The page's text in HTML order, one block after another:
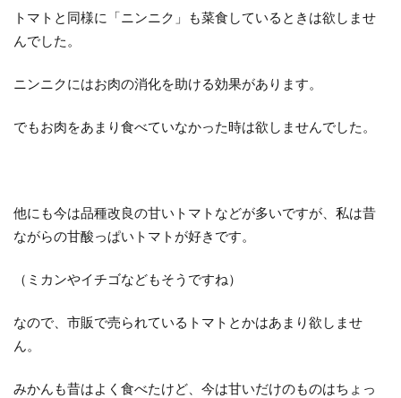
トマトと同様に「ニンニク」も菜食しているときは欲しませ
んでした。
ニンニクにはお肉の消化を助ける効果があります。
でもお肉をあまり食べていなかった時は欲しませんでした。
他にも今は品種改良の甘いトマトなどが多いですが、私は昔
ながらの甘酸っぱいトマトが好きです。
（ミカンやイチゴなどもそうですね）
なので、市販で売られているトマトとかはあまり欲しませ
ん。
みかんも昔はよく食べたけど、今は甘いだけのものはちょっ